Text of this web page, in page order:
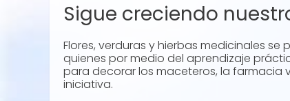
Sigue creciendo
Flores, verduras y hierbas medicinales
quienes por medio del aprendizaje
para decorar los maceteros, la farmacia
iniciativa.